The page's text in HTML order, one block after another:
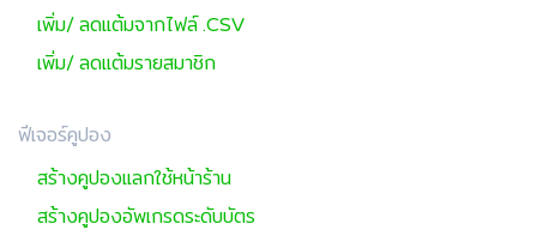
เพิ่ม/ ลดแต้มจากไฟล์ .CSV
เพิ่ม/ ลดแต้มรายสมาชิก
ฟีเจอร์คูปอง
สร้างคูปองแลกใช้หน้าร้าน
สร้างคูปองอัพเกรดระดับบัตร